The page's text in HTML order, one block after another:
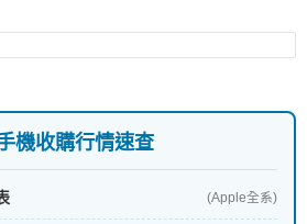
機收購行情速查
(Apple全系)